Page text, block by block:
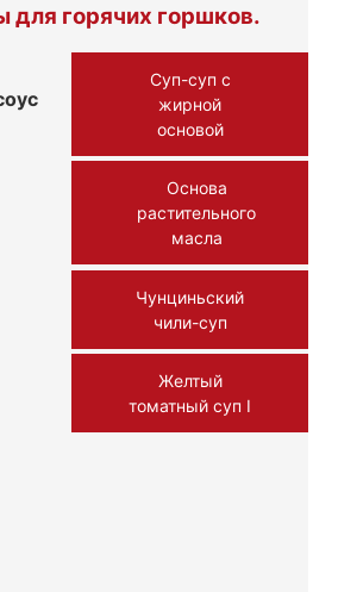
для горячих горшков.
Суп-суп с
жирной
основой
Основа
растительного
масла
Чунциньский
чили-суп
Желтый
томатный суп Ⅰ